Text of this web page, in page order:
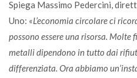
Spiega Massimo Pedercini,
Uno: «L’economia circolare ci
possono essere una risorsa. Molte
metalli dipendono in tutto dai
differenziata. Ora abbiamo